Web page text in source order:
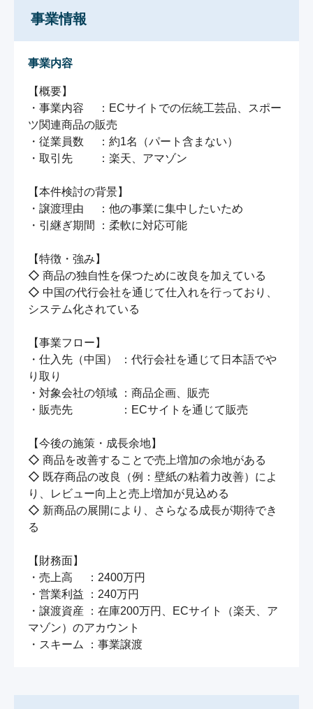
事業情報
事業内容
【概要】
・事業内容　 ：ECサイトでの伝統工芸品、スポー
ツ関連商品の販売
・従業員数　 ：約1名（パート含まない）
・取引先　　 ：楽天、アマゾン
【本件検討の背景】
・譲渡理由　 ：他の事業に集中したいため
・引継ぎ期間 ：柔軟に対応可能
【特徴・強み】
◇ 商品の独自性を保つために改良を加えている
◇ 中国の代行会社を通じて仕入れを行っており、
システム化されている
【事業フロー】
・仕入先（中国） ：代行会社を通じて日本語でや
り取り
・対象会社の領域 ：商品企画、販売
・販売先　　　　 ：ECサイトを通じて販売
【今後の施策・成長余地】
◇ 商品を改善することで売上増加の余地がある
◇ 既存商品の改良（例：壁紙の粘着力改善）によ
り、レビュー向上と売上増加が見込める
◇ 新商品の展開により、さらなる成長が期待でき
る
【財務面】
・売上高 　：2400万円
・営業利益 ：240万円
・譲渡資産 ：在庫200万円、ECサイト（楽天、ア
マゾン）のアカウント